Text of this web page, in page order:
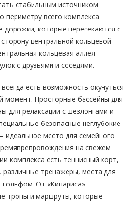
стабильным источником
периметру всего комплекса
дорожки, которые пересекаются с
центральной кольцевой
кольцевая аллея —
с друзьями и соседями.
есть возможность окунуться
момент. Просторные бассейны для
для релаксации с шезлонгами и
безопасные неглубокие
идеальное место для семейного
на свежем
комплекса есть теннисный корт,
различные тренажеры, места для
гольфом. От «Кипариса»
тропы и маршруты, которые